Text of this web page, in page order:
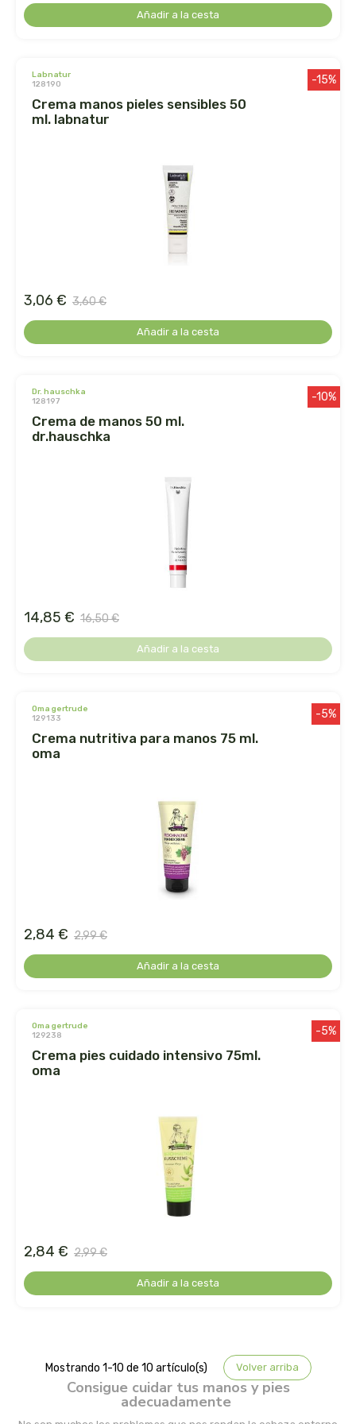
Consigue cuidar tus manos y pies
adecuadamente
Añadir a la cesta
labnatur
128190
crema manos pieles sensibles 50
ml. labnatur
-15%
3,06 € 3,60 €
Añadir a la cesta
dr. hauschka
128197
crema de manos 50 ml.
dr.hauschka
-10%
14,85 € 16,50 €
Añadir a la cesta
oma gertrude
129133
crema nutritiva para manos 75 ml.
oma
-5%
2,84 € 2,99 €
Añadir a la cesta
oma gertrude
129238
crema pies cuidado intensivo 75ml.
oma
-5%
2,84 € 2,99 €
Añadir a la cesta
Mostrando 1-10 de 10 artículo(s) Volver arriba
cosmo naturel
cosnature
dielisa
dietisa
dismages
dolores guembe
dr dunner
dr. hauschka
econaturalintegral
econostrum
ecotambo
el buen pastor
eleven obi